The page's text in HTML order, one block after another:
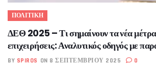
ΠΟΛΙΤΙΚΗ
ΔΕΘ 2025 – Τι σημαίνουν τα νέα μέτρα
επιχειρήσεις: Αναλυτικός οδηγός με
BY SPIROS ON 8 ΣΕΠΤΕΜΒΡΊΟΥ 2025 0